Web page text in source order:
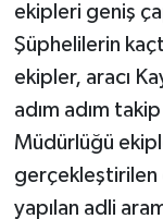
ekipleri geniş
Şüphelilerin
ekipler, aracı
adım adım
Müdürlüğü
gerçekleştirilen
yapılan adli